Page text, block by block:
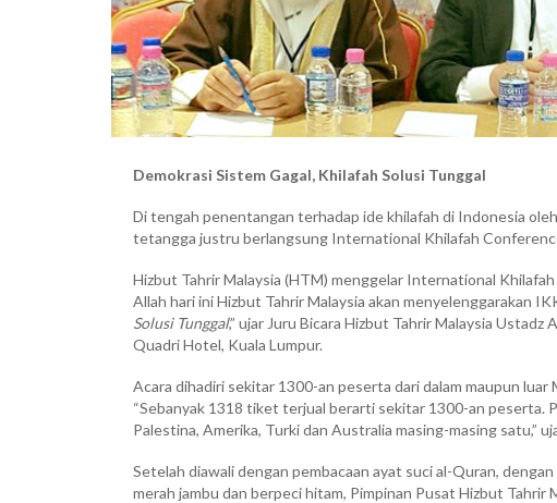
Demokrasi Sistem Gagal, Khilafah Solusi Tunggal
Di tengah penentangan terhadap ide khilafah di Indonesia
tetangga justru berlangsung International Khilafah
Hizbut Tahrir Malaysia (HTM) menggelar International
Allah hari ini Hizbut Tahrir Malaysia akan menyelenggarakan
Solusi Tunggal,” ujar Juru Bicara Hizbut Tahrir Malaysia
Quadri Hotel, Kuala Lumpur.
Acara dihadiri sekitar 1300-an peserta dari dalam maupun luar
“Sebanyak 1318 tiket terjual berarti sekitar 1300-an peserta.
Palestina, Amerika, Turki dan Australia masing-masing satu,”
Setelah diawali dengan pembacaan ayat suci al-Quran,
merah jambu dan berpeci hitam, Pimpinan Pusat Hizbut Tahrir